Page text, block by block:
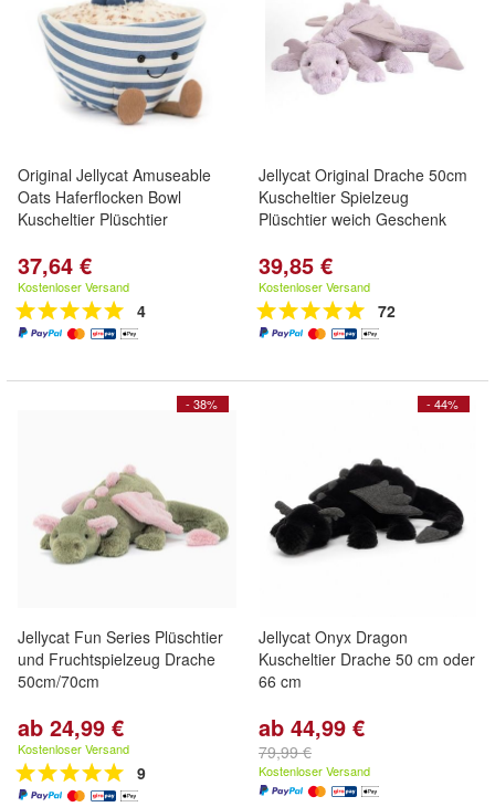
Original Jellycat Amuseable
Oats Haferflocken Bowl
Kuscheltier Plüschtier
37,64 €
Kostenloser Versand
4
Jellycat Original Drache 50cm
Kuscheltier Spielzeug
Plüschtier weich Geschenk
39,85 €
Kostenloser Versand
72
- 38%
Jellycat Fun Series Plüschtier
und Fruchtspielzeug Drache
50cm/70cm
ab 24,99 €
Kostenloser Versand
9
- 44%
Jellycat Onyx Dragon
Kuscheltier Drache 50 cm oder
66 cm
ab 44,99 €
79,99 €
Kostenloser Versand